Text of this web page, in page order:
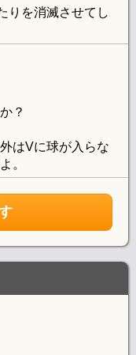
りを消滅させてし
？
はVに球が入らな
。